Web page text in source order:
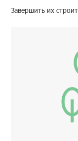
Завершить их